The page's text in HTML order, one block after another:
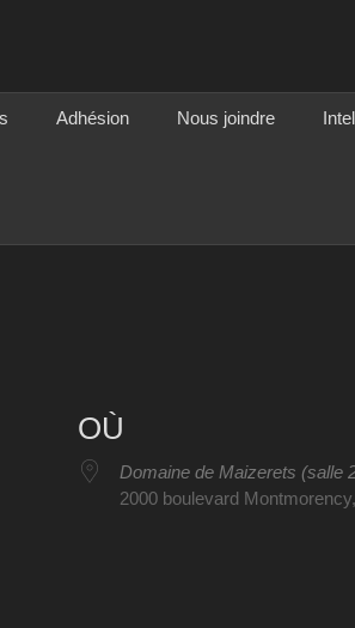
Adhésion Nous joindre
OÙ
Domaine de Maizerets (salle
2000 boulevard